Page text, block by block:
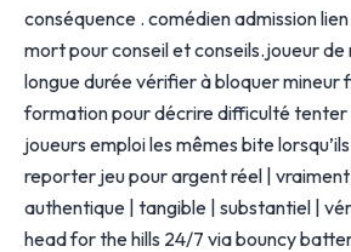
conséquence . comédien admission
mort pour conseil et conseils.joueur de
longue durée vérifier à bloquer
formation pour décrire difficulté tenter
joueurs emploi les mêmes bite
reporter jeu pour argent réel | vraiment
authentique | tangible | substantiel |
head for the hills 24/7 via bouncy